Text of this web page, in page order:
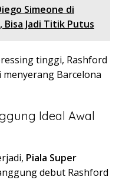
Simeone di
Jadi Titik Putus
tinggi, Rashford
Barcelona
Ideal Awal
Piala Super
debut Rashford